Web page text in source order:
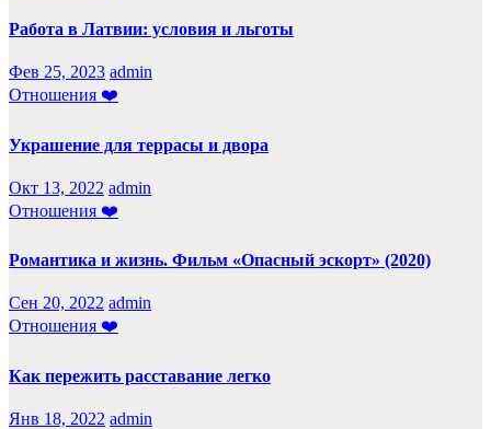
Работа в Латвии: условия и льготы
Фев 25, 2023 admin
Отношения ❤️
Украшение для террасы и двора
Окт 13, 2022 admin
Отношения ❤️
Романтика и жизнь. Фильм «Опасный эскорт» (2020)
Сен 20, 2022 admin
Отношения ❤️
Как пережить расставание легко
Янв 18, 2022 admin